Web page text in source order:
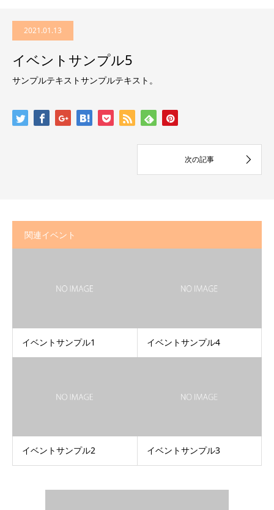
2021.01.13
イベントサンプル5
サンプルテキストサンプルテキスト。
関連イベント
イベントサンプル1 イベントサンプル4
イベントサンプル2 イベントサンプル3